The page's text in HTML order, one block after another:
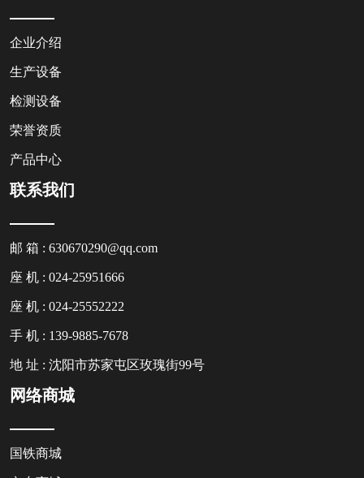
企业介绍
生产设备
检测设备
荣誉资质
产品中心
联系我们
邮 箱 : 630670290@qq.com
座 机 : 024-25951666
座 机 : 024-25552222
手 机 : 139-9885-7678
地 址 : 沈阳市苏家屯区玫瑰街99号
网络商城
国铁商城